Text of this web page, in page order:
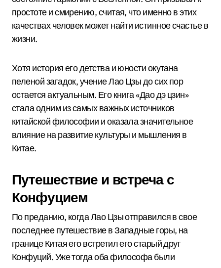
простоте и смирению, считая, что именно в этих
качествах человек может найти истинное счастье в
жизни.
Хотя история его детства и юности окутана
пеленой загадок, учение Лао Цзы до сих пор
остается актуальным. Его книга «Дао дэ цзин»
стала одним из самых важных источников
китайской философии и оказала значительное
влияние на развитие культуры и мышления в
Китае.
Путешествие и встреча с
Конфуцием
По преданию, когда Лао Цзы отправился в свое
последнее путешествие в Западные горы, на
границе Китая его встретил его старый друг
Конфуций. Уже тогда оба философа были